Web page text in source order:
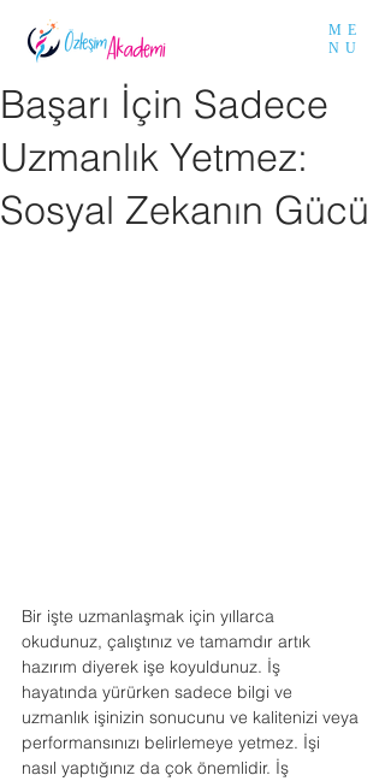
ME
NU
Başarı İçin Sadece
Uzmanlık Yetmez:
Sosyal Zekanın Gücü
Bir işte uzmanlaşmak için yıllarca
okudunuz, çalıştınız ve tamamdır artık
hazırım diyerek işe koyuldunuz. İş
hayatında yürürken sadece bilgi ve
uzmanlık işinizin sonucunu ve kalitenizi veya
performansınızı belirlemeye yetmez. İşi
nasıl yaptığınız da çok önemlidir. İş